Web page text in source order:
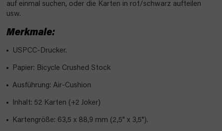
auf einmal suchen, oder die Karten in rot/schwarz aufteilen
usw.
Merkmale:
USPCC-Drucker.
Papier: Bicycle Crushed Stock
Ausführung: Air-Cushion
Inhalt: 52 Karten (+2 Joker)
Kartengröße: 63,5 x 88,9 mm (2,5" x 3,5").